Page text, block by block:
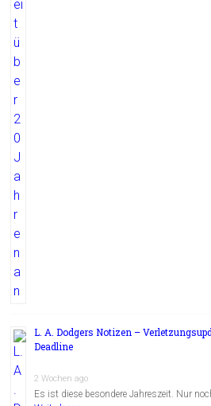
L. A. Dodgers Notizen –
Deadline
2 Wochen ago
Es ist diese besondere Jahreszeit. Nur